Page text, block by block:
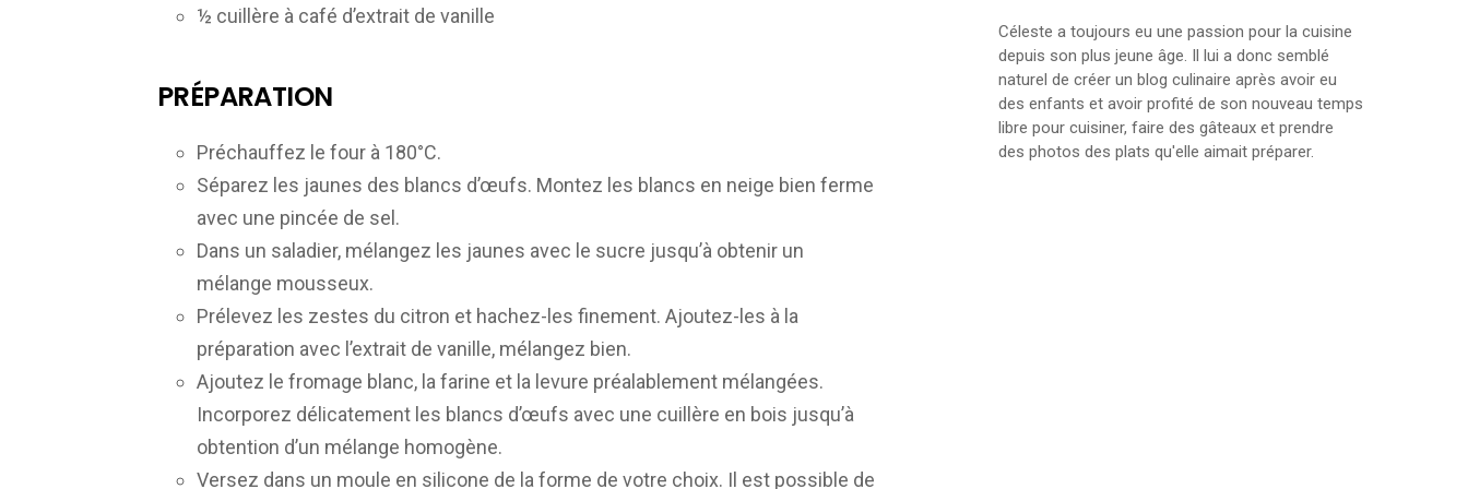
½ cuillère à café d’extrait de vanille
PRÉPARATION
Préchauffez le four à 180°C.
Séparez les jaunes des blancs d’œufs. Montez les blancs en neige bien ferme
avec une pincée de sel.
Dans un saladier, mélangez les jaunes avec le sucre jusqu’à obtenir un
mélange mousseux.
Prélevez les zestes du citron et hachez-les finement. Ajoutez-les à la
préparation avec l’extrait de vanille, mélangez bien.
Ajoutez le fromage blanc, la farine et la levure préalablement mélangées.
Incorporez délicatement les blancs d’œufs avec une cuillère en bois jusqu’à
obtention d’un mélange homogène.
Versez dans un moule en silicone de la forme de votre choix. Il est possible de
Céleste a toujours eu une passion pour la cuisine
depuis son plus jeune âge. Il lui a donc semblé
naturel de créer un blog culinaire après avoir eu
des enfants et avoir profité de son nouveau temps
libre pour cuisiner, faire des gâteaux et prendre
des photos des plats qu'elle aimait préparer.